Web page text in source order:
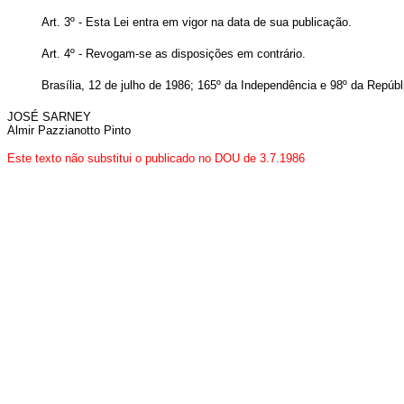
Art. 3º - Esta Lei entra em vigor na data de sua publicação.
Art. 4º - Revogam-se as disposições em contrário.
Brasília, 12 de julho de 1986; 165º da Independência e 98º da
JOSÉ SARNEY
Almir Pazzianotto Pinto
Este texto não substitui o publicado no DOU de 3.7.1986